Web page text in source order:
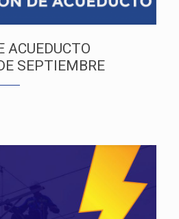
ACUEDUCTO
SEPTIEMBRE